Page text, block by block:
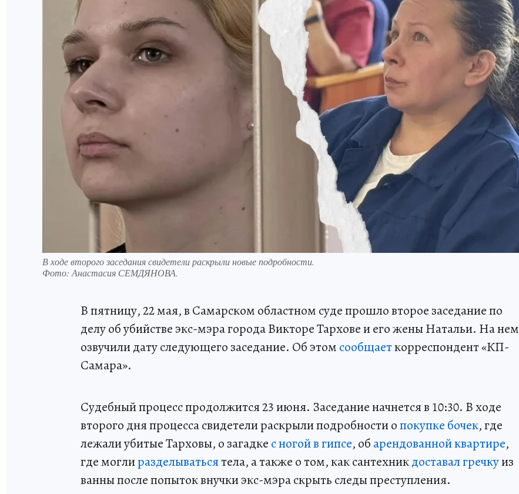
В ходе второго заседания свидетели раскрыли новые подробности.
Фото: Анастасия СЕМДЯНОВА.
В пятницу, 22 мая, в Самарском областном суде прошло второе заседание по
делу об убийстве экс-мэра города Викторе Тархове и его жены Натальи. На нем
озвучили дату следующего заседание. Об этом сообщаеткорреспондент «КП-
Самара».
Судебный процесс продолжится 23 июня. Заседание начнется в 10:30. В ходе
второго дня процесса свидетели раскрыли подробности опокупке бочек, где
лежали убитые Тарховы, о загадке с ногой в гипсе, об арендованной квартире,
где моглиразделыватьсятела, а также о том, как сантехникдоставал гречкуиз
ванны после попыток внучки экс-мэра скрыть следы преступления.